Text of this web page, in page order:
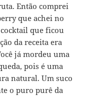
Então comprei
que achei no
que ficou
da receita era
já mordeu uma
pois é uma
natural. Um suco
o puro purê da